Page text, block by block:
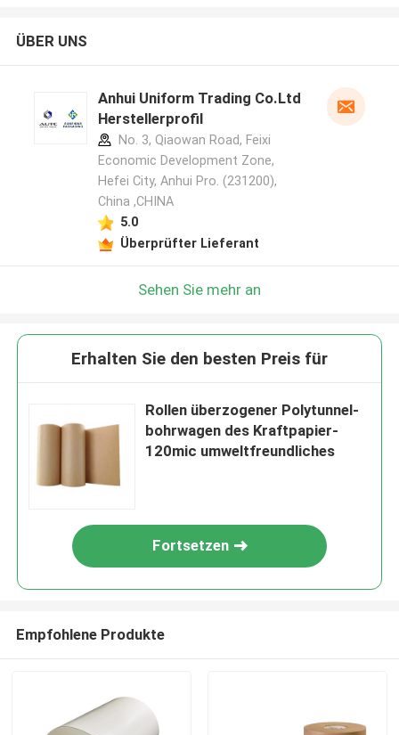
ÜBER UNS
Anhui Uniform Trading Co.Ltd
Herstellerprofil
No. 3, Qiaowan Road, Feixi
Economic Development Zone,
Hefei City, Anhui Pro. (231200),
China ,CHINA
5.0
Überprüfter Lieferant
Sehen Sie mehr an
Erhalten Sie den besten Preis für
Rollen überzogener Polytunnel-
bohrwagen des Kraftpapier-
120mic umweltfreundliches
Fortsetzen
Empfohlene Produkte